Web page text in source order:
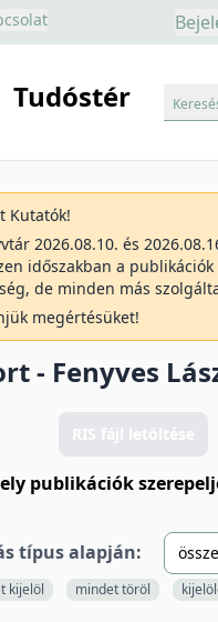
Tudóstér
Kutatók!
2026.08.10. és
időszakban a
de minden más
megértésüket!
- Fenyves
RIS fájl letöltése
publikációk
típus alapján:
kijelöl mindet töröl